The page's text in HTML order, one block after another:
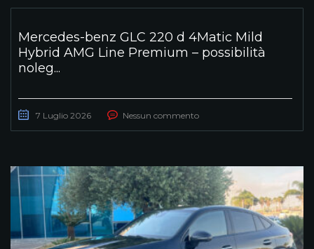
Mercedes-benz GLC 220 d 4Matic Mild
Hybrid AMG Line Premium – possibilità
noleg...
7 Luglio 2026 Nessun commento